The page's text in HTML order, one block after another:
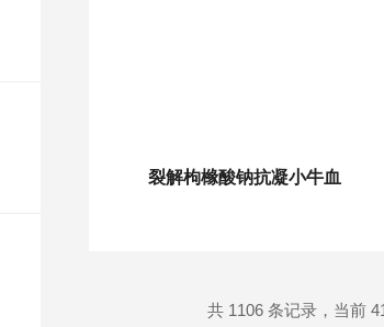
裂解枸橼酸钠抗凝小牛血
共 1106 条记录，当前